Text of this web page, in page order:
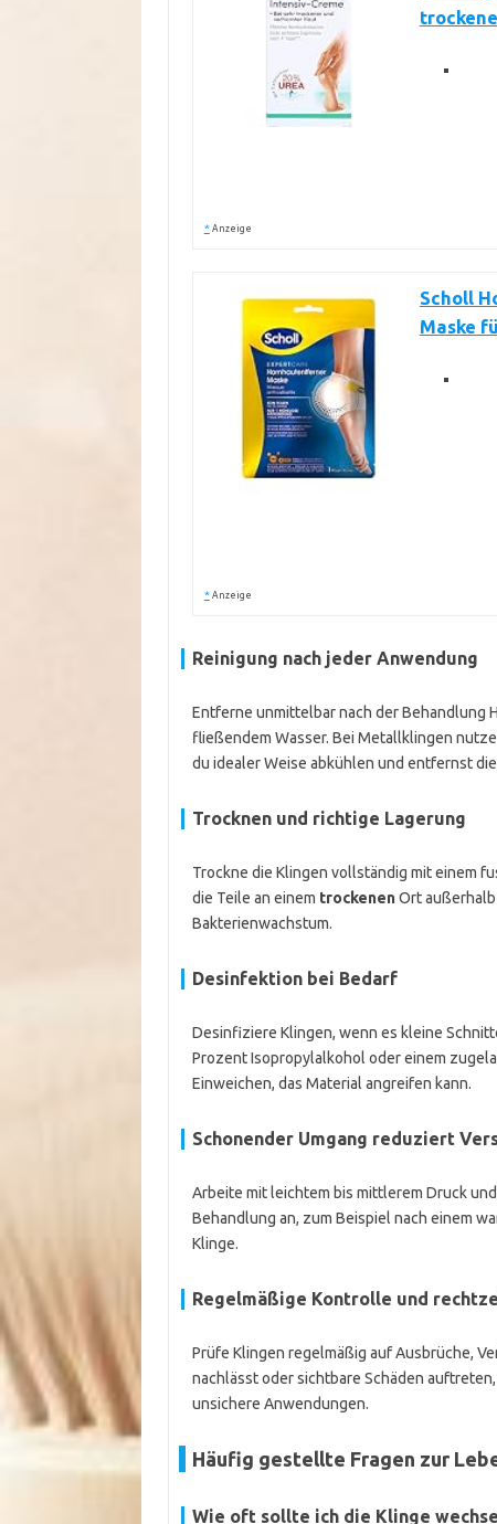
* Anzeige
Scholl
Maske
* Anzeige
Reinigung nach jeder Anwendung
Entferne unmittelbar nach der Behandlung
fließendem Wasser. Bei Metallklingen
du idealer Weise abkühlen und entfernst
Trocknen und richtige Lagerung
Trockne die Klingen vollständig mit einem
die Teile an einem trockenenOrt außerhalb
Bakterienwachstum.
Desinfektion bei Bedarf
Desinfiziere Klingen, wenn es kleine
Prozent Isopropylalkohol oder einem
Einweichen, das Material angreifen kann.
Schonender Umgang reduziert
Arbeite mit leichtem bis mittlerem Druck
Behandlung an, zum Beispiel nach einem
Klinge.
Regelmäßige Kontrolle und
Prüfe Klingen regelmäßig auf Ausbrüche,
nachlässt oder sichtbare Schäden
unsichere Anwendungen.
Häufig gestellte Fragen zur
Wie oft sollte ich die Klinge